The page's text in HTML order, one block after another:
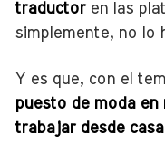
traductoren las
simplemente, no lo
Y es que, con el
puesto de moda
trabajar desde casa